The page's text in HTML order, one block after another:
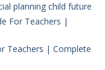
planning child future
For Teachers |
Teachers | Complete